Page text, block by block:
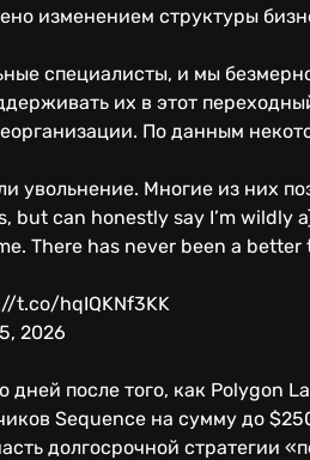
изменением структуры
специалисты, и мы
их в этот
По данным
увольнение. Многие из них
but can honestly say I’m
There has never been a
t.co/hqIQKNf3KK
2026
дней после того, как Polygon
Sequence на сумму до
долгосрочной стратегии